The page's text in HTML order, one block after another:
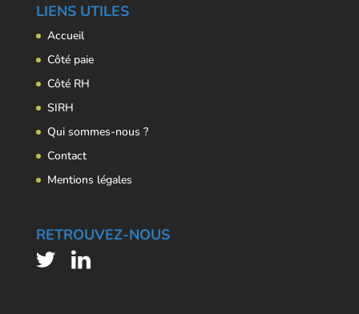
LIENS UTILES
Accueil
Côté paie
Côté RH
SIRH
Qui sommes-nous ?
Contact
Mentions légales
RETROUVEZ-NOUS